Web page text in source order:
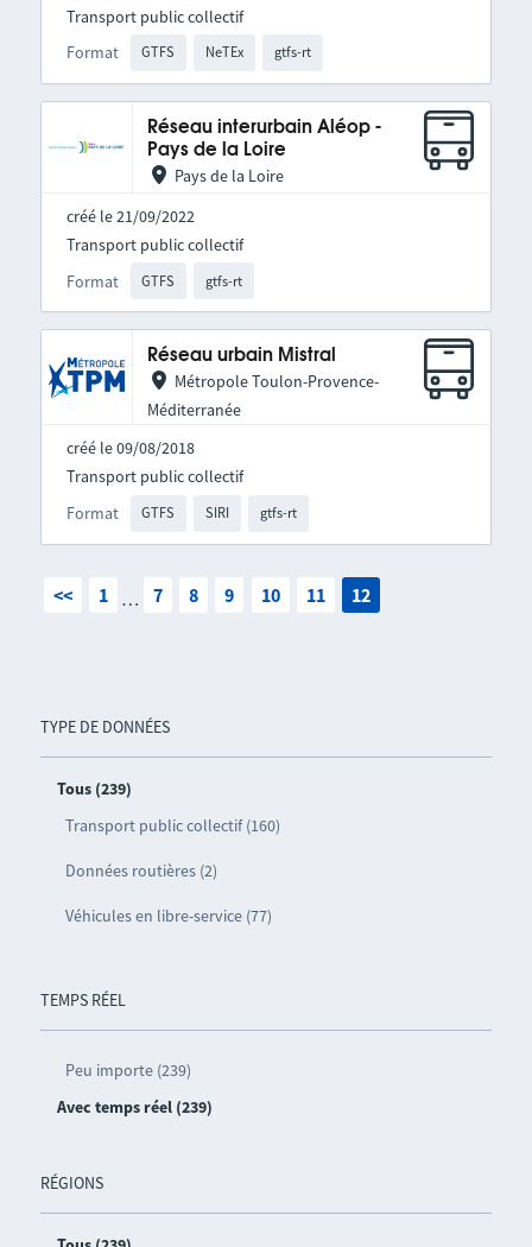
TYPE DE DONNÉES
Tous (239)
Transport public collectif (160)
Données routières (2)
Véhicules en libre-service (77)
TEMPS RÉEL
Peu importe (239)
Avec temps réel (239)
RÉGIONS
Format GTFS NeTEx gtfs-rt
Transport public collectif
Réseau interurbain Aléop -
Pays de la Loire
Pays de la Loire
créé le 21/09/2022
Format GTFS gtfs-rt
Transport public collectif
Réseau urbain Mistral
Métropole Toulon-Provence-
Méditerranée
créé le 09/08/2018
Format GTFS SIRI gtfs-rt
Transport public collectif
<< 1 … 7 8 9 10 11 12